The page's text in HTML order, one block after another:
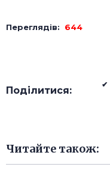
Переглядів: 644
Поділитися:
Читайте також: